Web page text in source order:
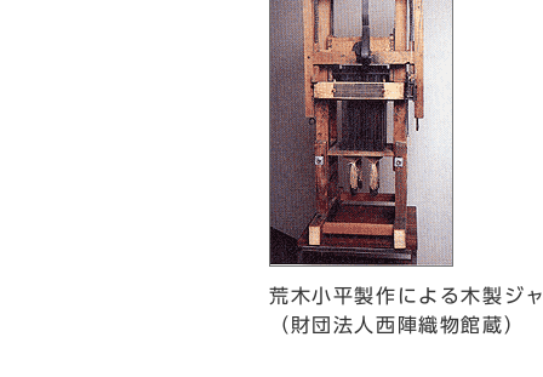
荒木小平製作による木製ジ
（財団法人西陣織物館蔵）